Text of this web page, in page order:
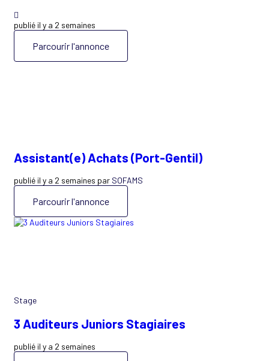
publié il y a 2 semaines
Parcourir l'annonce
Assistant(e) Achats (Port-Gentil)
publié il y a 2 semaines par SOFAMS
Parcourir l'annonce
Stage
3 Auditeurs Juniors Stagiaires
publié il y a 2 semaines